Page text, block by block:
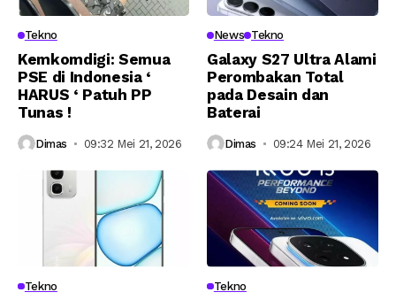
Tekno
Kemkomdigi: Semua
PSE di Indonesia ‘
HARUS ‘ Patuh PP
Tunas !
Dimas 09:32 Mei 21, 2026
News Tekno
Galaxy S27 Ultra Alami
Perombakan Total
pada Desain dan
Baterai
Dimas 09:24 Mei 21, 2026
Tekno Tekno